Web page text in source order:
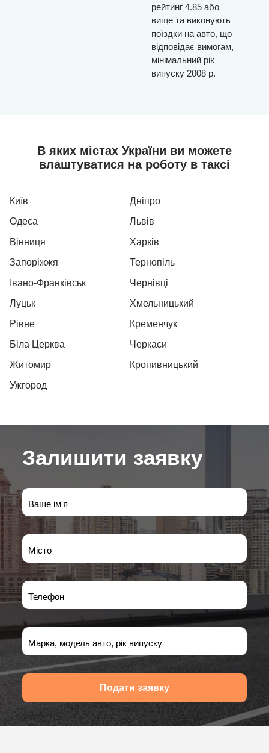
рейтинг 4.85 або
вище та виконують
поїздки на авто, що
відповідає вимогам,
мінімальний рік
випуску 2008 р.
В яких містах України ви можете
влаштуватися на роботу в таксі
Київ
Дніпро
Одеса
Львів
Вінниця
Харків
Запоріжжя
Тернопіль
Івано-Франківськ
Чернівці
Луцьк
Хмельницький
Рівне
Кременчук
Біла Церква
Черкаси
Житомир
Кропивницький
Ужгород
Залишити заявку
Ваше ім'я
Місто
Телефон
Марка, модель авто, рік випуску
Подати заявку